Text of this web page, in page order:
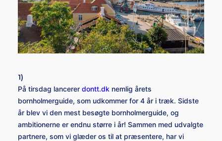
1)
På tirsdag lancerer dontt.dk nemlig årets
bornholmerguide, som udkommer for 4 år i træk. Sidste
år blev vi den mest besøgte bornholmerguide, og
ambitionerne er endnu større i år! Sammen med udvalgte
partnere, som vi glæder os til at præsentere, har vi